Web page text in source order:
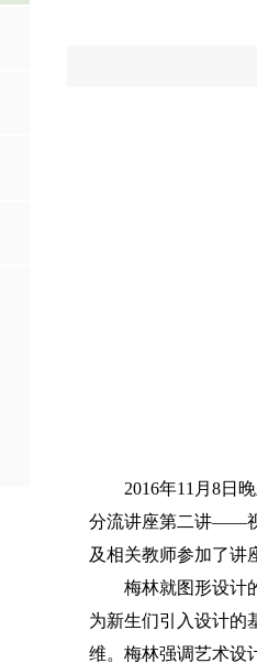
2016年11月8日
分流讲座第二讲——
及相关教师参加了讲
梅林就图形设计
为新生们引入设计
维。梅林强调艺术设